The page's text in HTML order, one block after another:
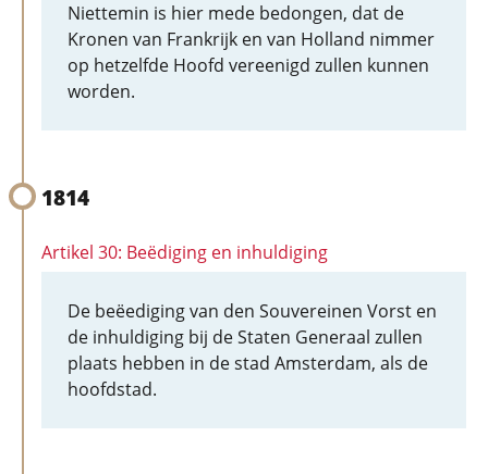
Niettemin is hier mede bedongen, dat de
Kronen van Frankrijk en van Holland nimmer
op hetzelfde Hoofd vereenigd zullen kunnen
worden.
1814
Artikel 30: Beëdiging en inhuldiging
De beëediging van den Souvereinen Vorst en
de inhuldiging bij de Staten Generaal zullen
plaats hebben in de stad Amsterdam, als de
hoofdstad.